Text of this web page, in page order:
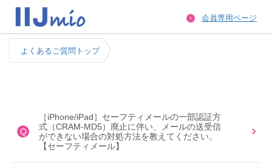
会員専用ページ
よくあるご質問トップ
Q
［iPhone/iPad］セーフティメールの一部認証方
式（CRAM-MD5）廃止に伴い、メールの送受信
ができない場合の対処方法を教えてください。
【セーフティメール】